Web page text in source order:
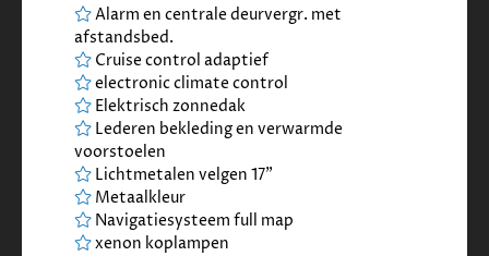
Alarm en centrale deurvergr. met
afstandsbed.
Cruise control adaptief
electronic climate control
Elektrisch zonnedak
Lederen bekleding en verwarmde
voorstoelen
Lichtmetalen velgen 17"
Metaalkleur
Navigatiesysteem full map
xenon koplampen